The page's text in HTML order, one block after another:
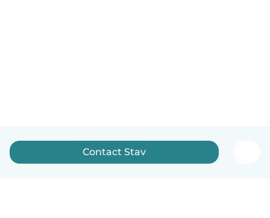
Contact Stav